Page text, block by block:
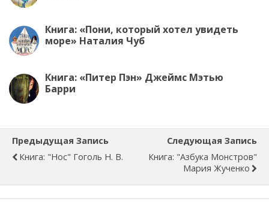
Книга: «Пони, который хотел увидеть
море» Наталия Чуб
Книга: «Питер Пэн» Джеймс Мэтью
Барри
Предыдущая Запись
Книга: "Нос" Гоголь Н. В.
Следующая Запись
Книга: "Азбука Монстров"
Мария Жученко